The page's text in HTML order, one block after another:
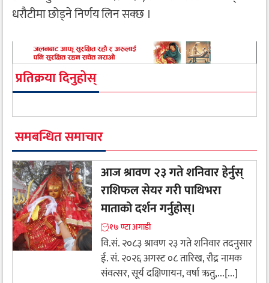
धरौटीमा छोड्ने निर्णय लिन सक्छ ।
प्रतिक्रया दिनुहोस्
समबन्धित समाचार
आज श्रावण २३ गते शनिवार हेर्नुस्
राशिफल सेयर गरी पाथिभरा
माताको दर्शन गर्नुहोस्।
१७ ण्टा अगाडी
वि.सं. २०८३ श्रावण २३ गते शनिवार तदनुसार
ई. सं. २०२६ अगस्ट ०८ तारिख, रौद्र नामक
संवत्सर, सूर्य दक्षिणायन, वर्षा ऋतु,...[...]